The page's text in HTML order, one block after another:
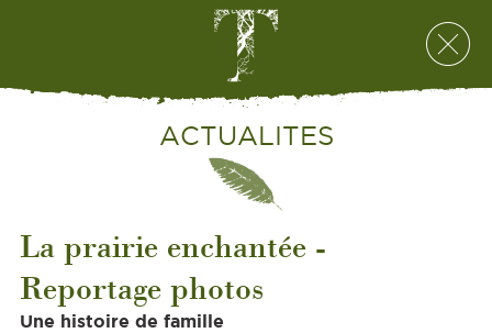
ACTUALITES
La prairie enchantée -
Reportage photos
Une histoire de famille